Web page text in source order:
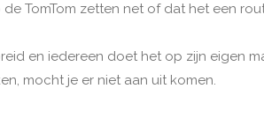
TomTom zetten net of dat het een
en iedereen doet het op zijn eigen
mocht je er niet aan uit komen.